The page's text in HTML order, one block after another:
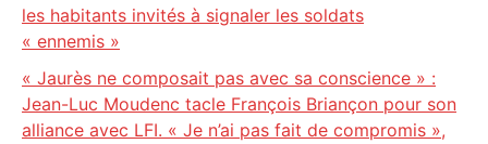
les habitants invités à signaler les soldats
« ennemis »
« Jaurès ne composait pas avec sa conscience » :
Jean-Luc Moudenc tacle François Briançon pour son
alliance avec LFI. « Je n’ai pas fait de compromis »,